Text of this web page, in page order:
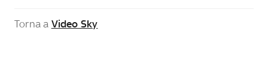
Torna a Video Sky